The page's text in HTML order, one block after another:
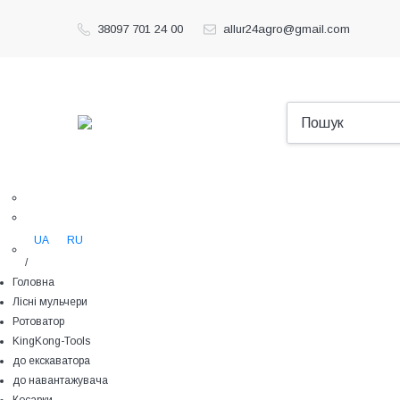
38097 701 24 00 allur24agro@gmail.com
UA
/
RU
Головна
Лісні мульчери
Ротоватор
KingKong-Tools
до екскаватора
до навантажувача